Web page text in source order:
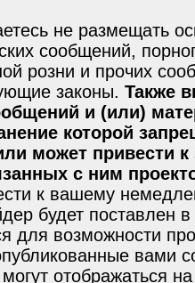
не размещать
сообщений,
розни и прочих
законы. Также
и (или)
которой
может привести
с ним
к вашему
будет поставлен
для возможности
вами
отображаться